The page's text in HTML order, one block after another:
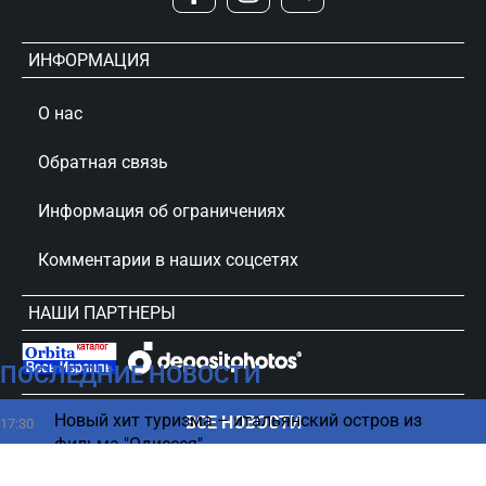
ПОСЛЕДНИЕ НОВОСТИ
17:30
Новый хит туризма – итальянский остров из
фильма "Одиссея"
ВСЕ НОВОСТИ
ИНФОРМАЦИЯ
О нас
Обратная связь
Информация об ограничениях
Комментарии в наших соцсетях
НАШИ ПАРТНЕРЫ
сursorinfo.co.il © Все права защищены